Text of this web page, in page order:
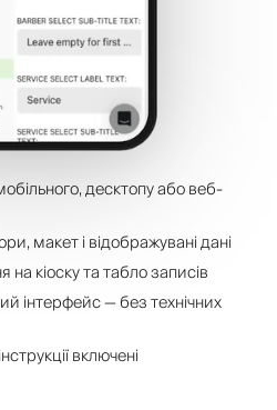
десктопу або веб-
макет і відображувані дані
на кіоску та табло записів
інтерфейс — без технічних
включені